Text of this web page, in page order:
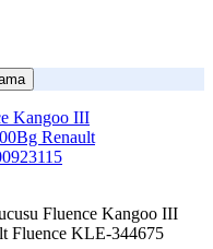
Fluence Kangoo III
Fluence KLE-344675